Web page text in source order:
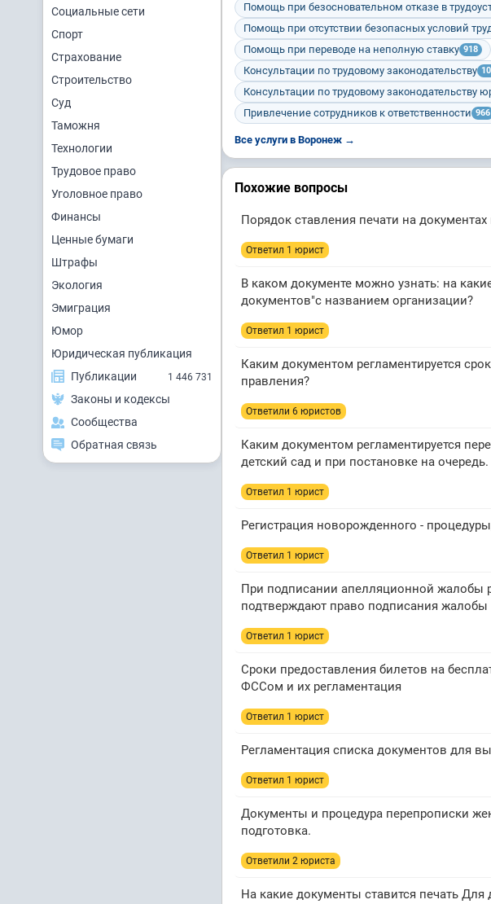
Социальные сети
Спорт
Страхование
Строительство
Суд
Таможня
Технологии
Трудовое право
Уголовное право
Финансы
Ценные бумаги
Штрафы
Экология
Эмиграция
Юмор
Юридическая публикация
Публикации
1 446 731
Законы и кодексы
Сообщества
Обратная связь
Помощь при безосновательном отказе в
Помощь при отсутствии безопасных условий
Помощь при переводе на неполную ставку 918
Консультации по трудовому законодательству
Консультации по трудовому законодательству
Привлечение сотрудников к ответственности 966
Все услуги в Воронеж →
Похожие вопросы
Порядок ставления печати на
Ответил 1 юрист
В каком документе можно узнать: на
документов"с названием организации?
Ответил 1 юрист
Каким документом регламентируется
правления?
Ответили 6 юристов
Каким документом регламентируется
детский сад и при постановке на очередь.
Ответил 1 юрист
Регистрация новорожденного -
Ответил 1 юрист
При подписании апелляционной жалобы
подтверждают право подписания жалобы
Ответил 1 юрист
Сроки предоставления билетов на
ФССом и их регламентация
Ответил 1 юрист
Регламентация списка документов для
Ответил 1 юрист
Документы и процедура перепрописки
подготовка.
Ответили 2 юристa
На какие документы ставится печать Для